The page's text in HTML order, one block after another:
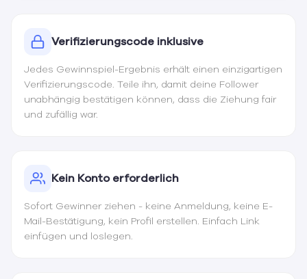
Verifizierungscode inklusive
Jedes Gewinnspiel-Ergebnis erhält einen einzigartigen
Verifizierungscode. Teile ihn, damit deine Follower
unabhängig bestätigen können, dass die Ziehung fair
und zufällig war.
Kein Konto erforderlich
Sofort Gewinner ziehen - keine Anmeldung, keine E-
Mail-Bestätigung, kein Profil erstellen. Einfach Link
einfügen und loslegen.